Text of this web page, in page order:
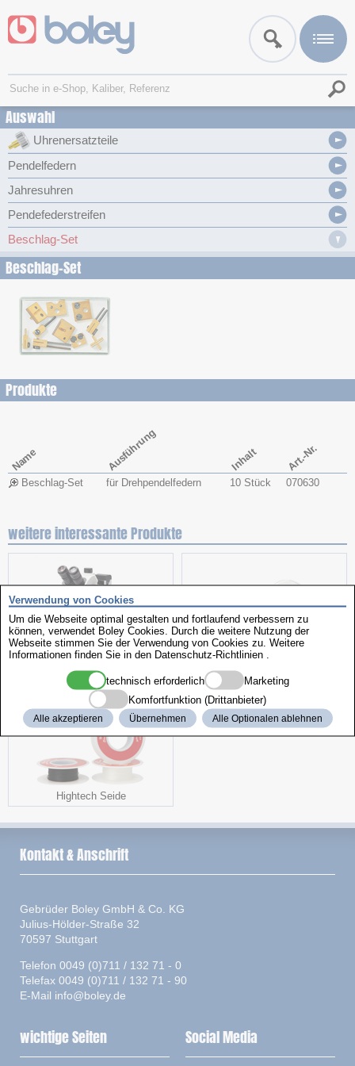
Auswahl
Uhrenersatzteile
Pendelfedern
Jahresuhren
Pendefederstreifen
Beschlag-Set
Beschlag-Set
Produkte
Name Ausführung Inhalt Art.-Nr.
Beschlag-Set für Drehpendelfedern 10 Stück 070630
weitere interessante Produkte
Stereomikroskop Hilfsartikel
Hightech Seide
Verwendung von Cookies
Um die Webseite optimal gestalten und fortlaufend verbessern zu
können, verwendet Boley Cookies. Durch die weitere Nutzung der
Webseite stimmen Sie der Verwendung von Cookies zu. Weitere
Informationen finden Sie in den Datenschutz-Richtlinien
technisch erforderlich
Marketing
Komfortfunktion (Drittanbieter)
Alle akzeptieren Übernehmen Alle Optionalen ablehnen
Kontakt & Anschrift
Gebrüder Boley GmbH & Co. KG
Julius-Hölder-Straße 32
70597 Stuttgart
Telefon 0049 (0)711 / 132 71 - 0
Telefax 0049 (0)711 / 132 71 - 90
E-Mail info@boley.de
wichtige Seiten Social Media